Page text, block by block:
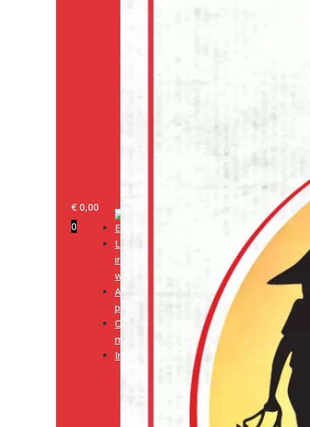
€ 0,00
0
Log
in/klant
worden
Alle
producten
Onze
merken
Informatie
Cookiebeleid